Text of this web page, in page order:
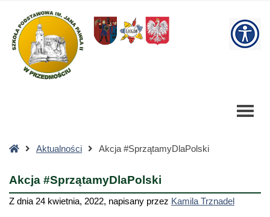
#SprzątamyDlaPolski
Szkoła
Podstawowa
StronaAktualności Akcja #SprzątamyDlaPolski
Akcja #SprzątamyDlaPolski
Z dnia 24 kwietnia, 2022, napisany przez Kamila Trznadel